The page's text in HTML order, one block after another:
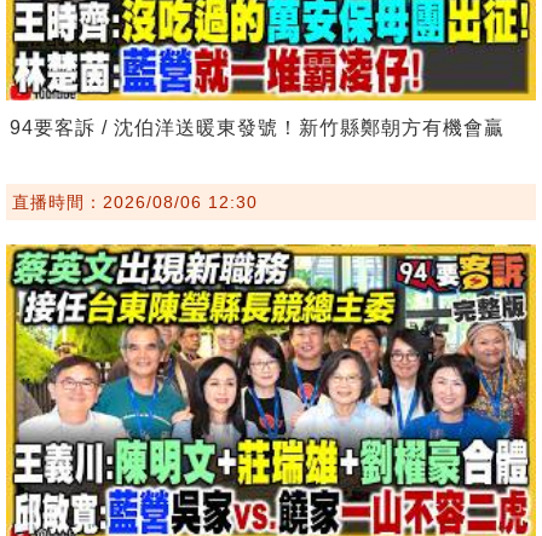
94要客訴 / 沈伯洋送暖東發號！新竹縣鄭朝方有機會贏
直播時間：2026/08/06 12:30